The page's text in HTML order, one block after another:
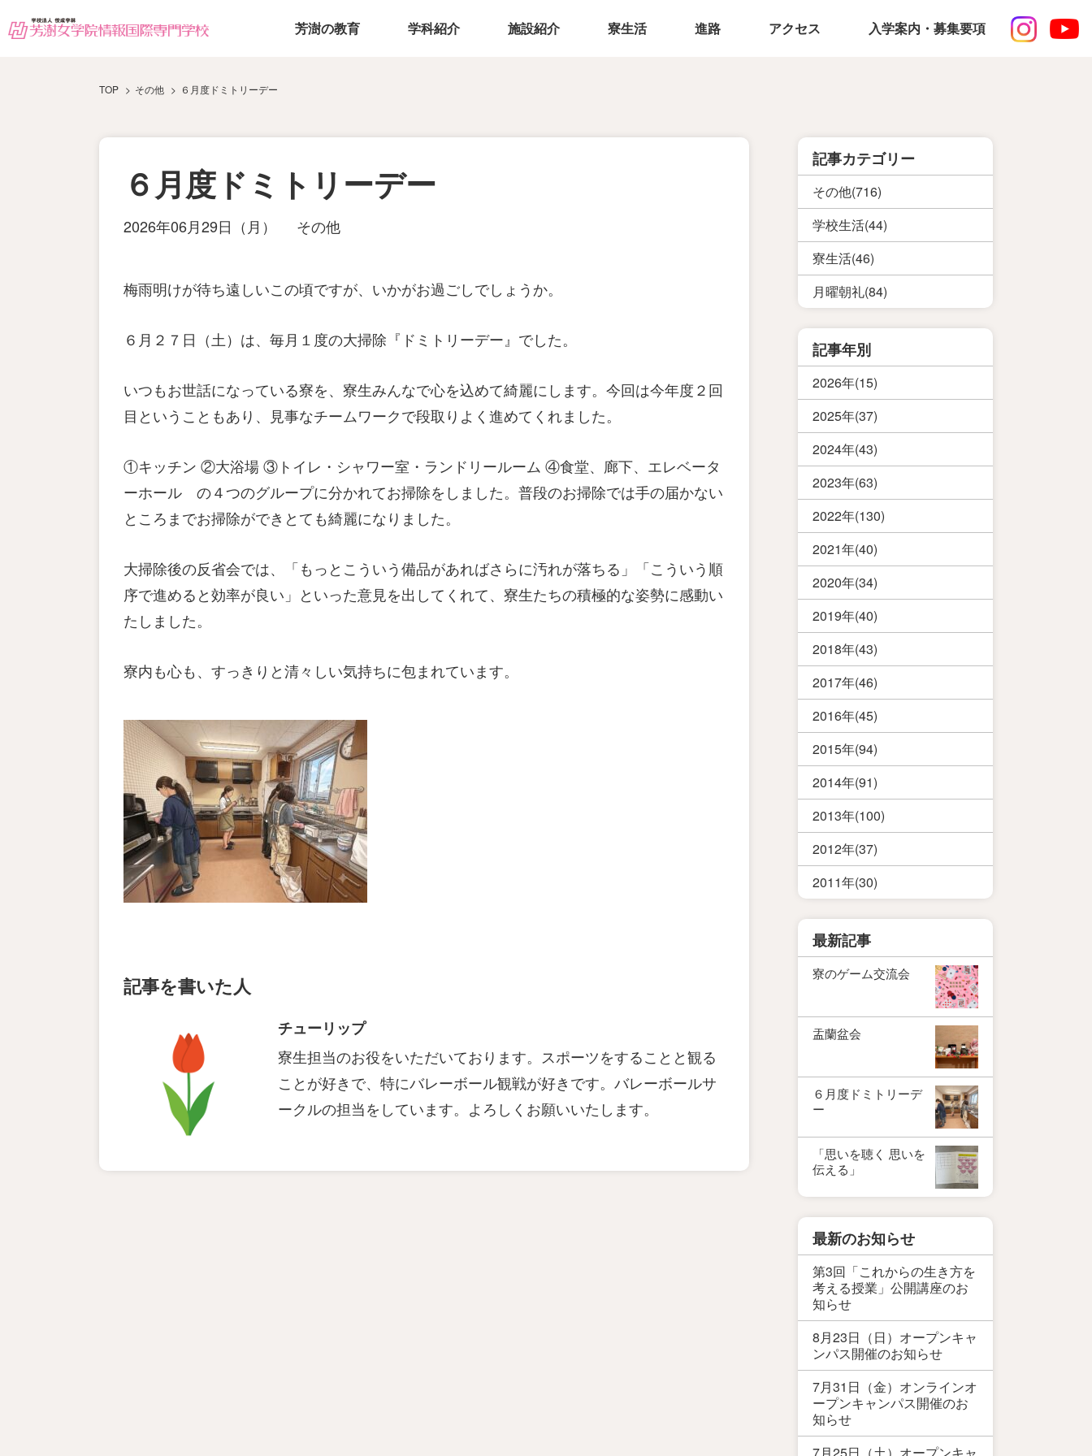
芳澍の教育 学科紹介 施設紹介 寮生活 進路 アクセス 入学案内・募集要項
TOP その他 ６月度ドミトリーデー
６月度ドミトリーデー
2026年06月29日（月） その他
梅雨明けが待ち遠しいこの頃ですが、いかがお過ごしでしょうか。
６月２７日（土）は、毎月１度の大掃除『ドミトリーデー』でした。
いつもお世話になっている寮を、寮生みんなで心を込めて綺麗にします。今回は今年度２回
目ということもあり、見事なチームワークで段取りよく進めてくれました。
①キッチン ②大浴場 ③トイレ・シャワー室・ランドリールーム ④食堂、廊下、エレベータ
ーホール の４つのグループに分かれてお掃除をしました。普段のお掃除では手の届かない
ところまでお掃除ができとても綺麗になりました。
大掃除後の反省会では、「もっとこういう備品があればさらに汚れが落ちる」「こういう順
序で進めると効率が良い」といった意見を出してくれて、寮生たちの積極的な姿勢に感動い
たしました。
寮内も心も、すっきりと清々しい気持ちに包まれています。
記事を書いた人
チューリップ
寮生担当のお役をいただいております。スポーツをすることと観る
ことが好きで、特にバレーボール観戦が好きです。バレーボールサ
ークルの担当をしています。よろしくお願いいたします。
記事カテゴリー
その他(716)
学校生活(44)
寮生活(46)
月曜朝礼(84)
記事年別
2026年(15)
2025年(37)
2024年(43)
2023年(63)
2022年(130)
2021年(40)
2020年(34)
2019年(40)
2018年(43)
2017年(46)
2016年(45)
2015年(94)
2014年(91)
2013年(100)
2012年(37)
2011年(30)
最新記事
寮のゲーム交流会
盂蘭盆会
６月度ドミトリーデ
ー
「思いを聴く 思いを
伝える」
最新のお知らせ
第3回「これからの生き方を
考える授業」公開講座のお
知らせ
8月23日（日）オープンキャ
ンパス開催のお知らせ
7月31日（金）オンラインオ
ープンキャンパス開催のお
知らせ